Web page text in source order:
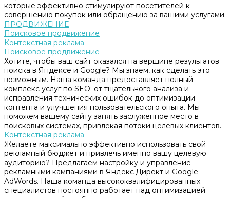
которые эффективно стимулируют посетителей к
совершению покупок или обращению за вашими услугами.
ПРОДВИЖЕНИЕ
Поисковое продвижение
Контекстная реклама
Поисковое продвижение
Хотите, чтобы ваш сайт оказался на вершине результатов
поиска в Яндексе и Google? Мы знаем, как сделать это
возможным. Наша команда предоставляет полный
комплекс услуг по SEO: от тщательного анализа и
исправления технических ошибок до оптимизации
контента и улучшения пользовательского опыта. Мы
поможем вашему сайту занять заслуженное место в
поисковых системах, привлекая потоки целевых клиентов.
Контекстная реклама
Желаете максимально эффективно использовать свой
рекламный бюджет и привлечь именно вашу целевую
аудиторию? Предлагаем настройку и управление
рекламными кампаниями в Яндекс.Директ и Google
AdWords. Наша команда высококвалифицированных
специалистов постоянно работает над оптимизацией